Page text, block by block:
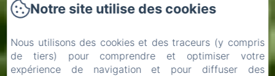
Notre site utilise des cookies
Nous utilisons des cookies et des traceurs (y compris
de tiers) pour comprendre et optimiser votre
expérience de navigation et pour diffuser des